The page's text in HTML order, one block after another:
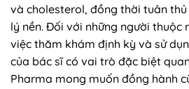
và cholesterol, đồng thời tuân
lý nền. Đối với những người thuộc
việc thăm khám định kỳ và sử
của bác sĩ có vai trò đặc biệt
Pharma mong muốn đồng hành